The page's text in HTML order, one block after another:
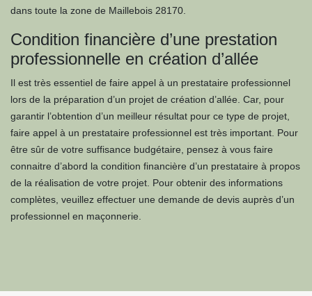
dans toute la zone de Maillebois 28170.
Condition financière d’une prestation
professionnelle en création d’allée
Il est très essentiel de faire appel à un prestataire professionnel
lors de la préparation d’un projet de création d’allée. Car, pour
garantir l’obtention d’un meilleur résultat pour ce type de projet,
faire appel à un prestataire professionnel est très important. Pour
être sûr de votre suffisance budgétaire, pensez à vous faire
connaitre d’abord la condition financière d’un prestataire à propos
de la réalisation de votre projet. Pour obtenir des informations
complètes, veuillez effectuer une demande de devis auprès d’un
professionnel en maçonnerie.